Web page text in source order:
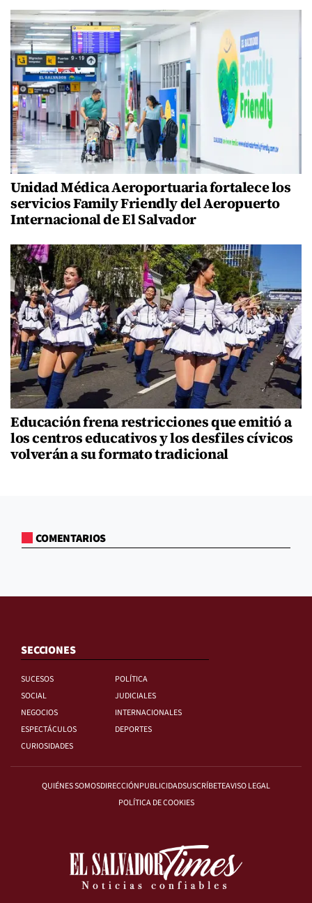
Unidad Médica Aeroportuaria fortalece los
servicios Family Friendly del Aeropuerto
Internacional de El Salvador
Educación frena restricciones que emitió a
los centros educativos y los desfiles cívicos
volverán a su formato tradicional
COMENTARIOS
SECCIONES
SUCESOS
POLÍTICA
SOCIAL
JUDICIALES
NEGOCIOS
INTERNACIONALES
ESPECTÁCULOS
DEPORTES
CURIOSIDADES
QUIÉNES SOMOSDIRECCIÓNPUBLICIDADSUSCRÍBETEAVISO LEGAL
POLÍTICA DE COOKIES